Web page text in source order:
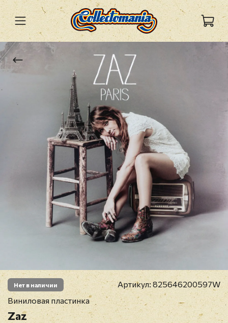
Нет в наличии Артикул: 825646200597W
Виниловая пластинка
Zaz